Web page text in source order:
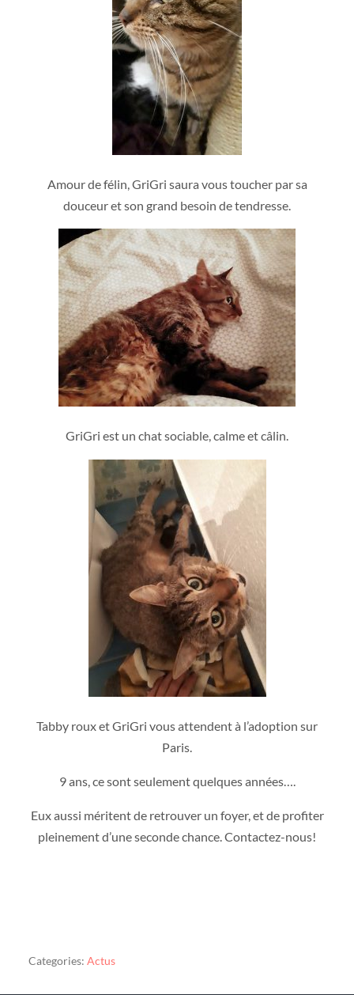
Amour de félin, GriGri saura vous toucher par sa
douceur et son grand besoin de tendresse.
GriGri est un chat sociable, calme et câlin.
Tabby roux et GriGri vous attendent à l’adoption sur
Paris.
9 ans, ce sont seulement quelques années….
Eux aussi méritent de retrouver un foyer, et de profiter
pleinement d’une seconde chance. Contactez-nous!
Categories: Actus